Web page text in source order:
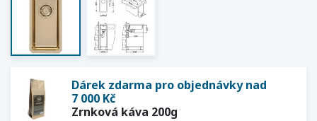
Dárek zdarma pro objednávky nad
7 000 Kč
Zrnková káva 200g